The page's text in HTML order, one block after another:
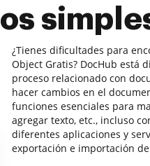
¿Tienes dificultades para
Object Gratis? DocHub está
proceso relacionado con
hacer cambios en el
funciones esenciales para
agregar texto, etc., incluso
diferentes aplicaciones y
exportación e importación